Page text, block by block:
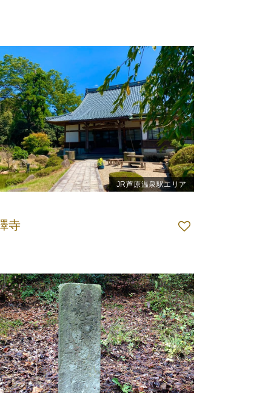
JR芦原温泉駅エリア
寺